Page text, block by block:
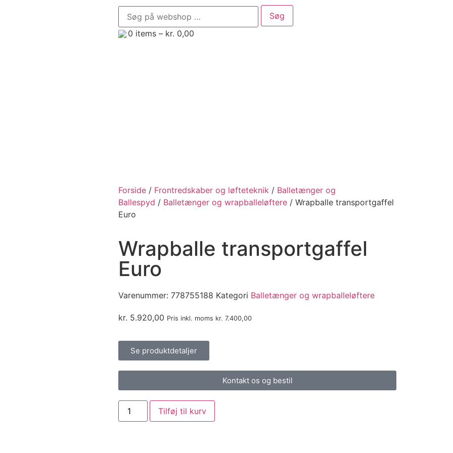
0 items – kr. 0,00
Forside / Frontredskaber og løfteteknik / Balletænger og
Ballespyd / Balletænger og wrapballeløftere / Wrapballe transportgaffel
Euro
Wrapballe transportgaffel
Euro
Varenummer: 778755188 Kategori Balletænger og wrapballeløftere
kr. 5.920,00 Pris inkl. moms kr. 7.400,00
Se produktdetaljer
Kontakt os og bestil
Tilføj til kurv